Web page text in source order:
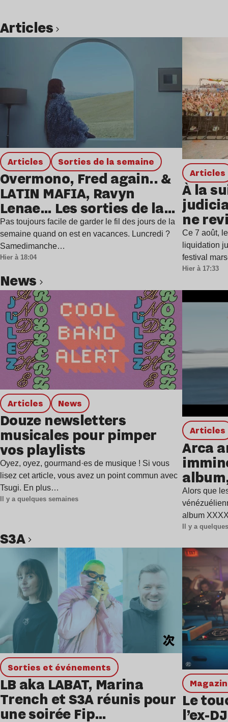
Articles
Articles Sorties de la semaine
Overmono, Fred again.. &
LATIN MAFIA, Ravyn
Lenae… Les sorties de la
semaine
Pas toujours facile de garder le fil des jours de la
semaine quand on est en vacances. Luncredi ?
Samedimanche…
Hier à 18:04
Articles
À la
ne
Ce 7 août,
liquidation
festival
Hier à 17:33
news
Articles news
Douze newsletters
musicales pour pimper
vos playlists
Oyez, oyez, gourmand·es de musique ! Si vous
lisez cet article, vous avez un point commun avec
Tsugi. En plus…
Il y a quelques semaines
Articles
Arca
Alors que
album
Il y a
Lire l’article
S3A
Sorties et événements
LB aka LABAT, Marina
Trench et S3A réunis pour
une soirée Fip
Le
l’ex-